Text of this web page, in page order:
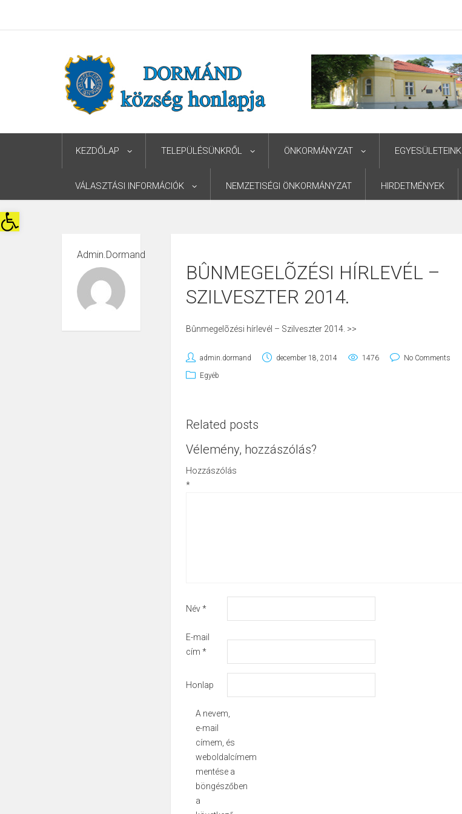
Eszköztár megnyitása
KEZDŐLAP TELEPÜLÉSÜNKRŐL ÖNKORMÁNYZAT EGYESÜLETEINK
VÁLASZTÁSI INFORMÁCIÓK NEMZETISÉGI ÖNKORMÁNYZAT HIRDETMÉNYEK
Admin.dormand
BÛNMEGELÕZÉSI HÍRLEVÉL –
SZILVESZTER 2014.
Bûnmegelõzési hírlevél – Szilveszter 2014. >>
admin.dormand december 18, 2014 1476 No Comments
Egyéb
Related posts
Vélemény, hozzászólás?
Hozzászólás
*
Név*
E-mail
cím *
Honlap
A nevem,
e-mail
címem, és
weboldalcímem
mentése a
böngészőben
a